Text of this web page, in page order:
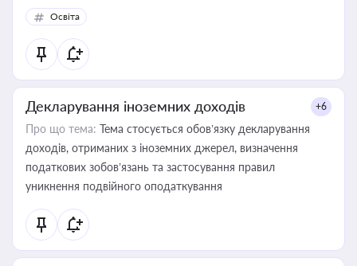
Освіта
Декларування іноземних доходів +6
Про що тема: Тема стосується обов’язку декларування
доходів, отриманих з іноземних джерел, визначення
податкових зобов’язань та застосування правил
уникнення подвійного оподаткування